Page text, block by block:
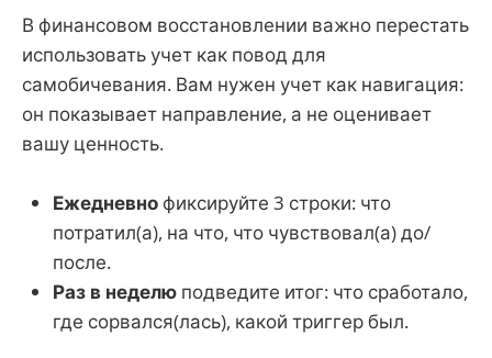
В финансовом восстановлении важно перестать
использовать учет как повод для
самобичевания. Вам нужен учет как навигация:
он показывает направление, а не оценивает
вашу ценность.
Ежедневно фиксируйте 3 строки: что
потратил(а), на что, что чувствовал(а) до/
после.
Раз в неделю подведите итог: что сработало,
где сорвался(лась), какой триггер был.